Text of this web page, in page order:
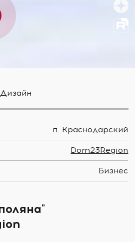
Дизайн
п. Краснодарский
Dom23Region
Бизнес